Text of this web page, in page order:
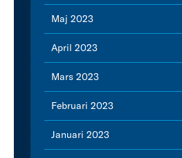
Maj 2023
April 2023
Mars 2023
Februari 2023
Januari 2023